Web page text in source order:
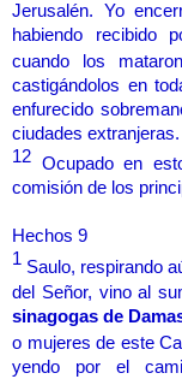
Jerusalén. Yo
habiendo recibido
cuando los
castigándolos en
enfurecido
ciudades extranjeras.
12 Ocupado en
comisión de los
Hechos 9
1 Saulo, respirando
del Señor, vino al
sinagogas de
o mujeres de este
yendo por el